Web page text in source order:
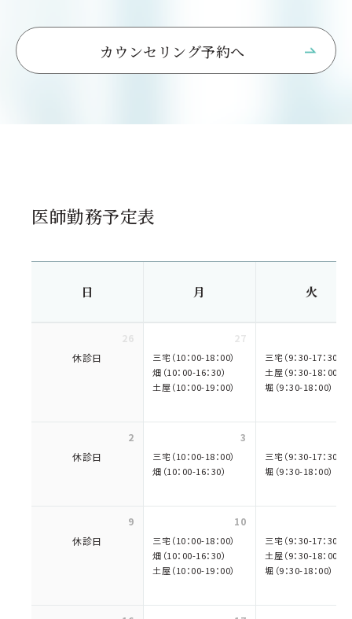
カウンセリング予約へ
医師勤務予定表
日 月 火
26
休診日
27
三宅（10：00-18：00）
畑（10：00-16：30）
土屋（10：00-19：00）
三宅（9：30-17：30）
土屋（9：30-18：00）
堀（9：30-18：00）
2
休診日
3
三宅（10：00-18：00）
畑（10：00-16：30）
三宅（9：30-17：30）
堀（9：30-18：00）
9
休診日
10
三宅（10：00-18：00）
畑（10：00-16：30）
土屋（10：00-19：00）
三宅（9：30-17：30）
土屋（9：30-18：00）
堀（9：30-18：00）